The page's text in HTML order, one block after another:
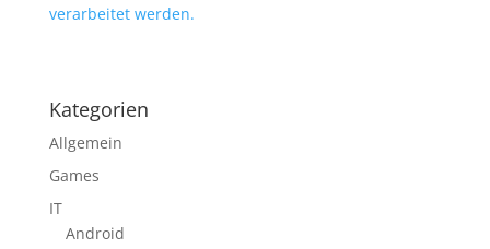
verarbeitet werden.
Kategorien
Allgemein
Games
IT
Android